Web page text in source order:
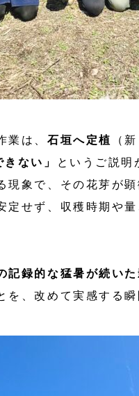
業は、 石垣へ定植 （
ない」
というご説
現象で、その花芽が
定せず、収穫時期や
記録的な猛暑が続いた
を、改めて実感する瞬